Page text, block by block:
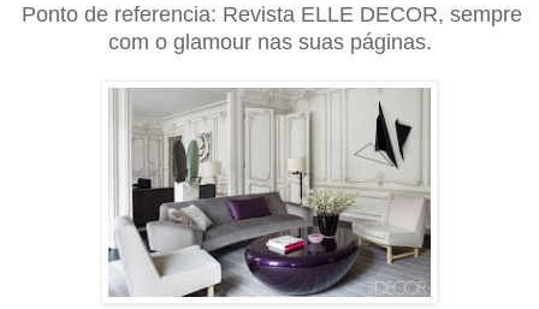
Ponto de referencia: Revista ELLE DECOR, sempre
com o glamour nas suas páginas.